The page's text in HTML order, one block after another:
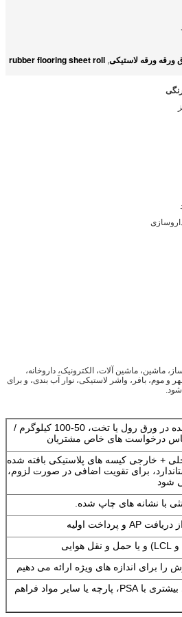
ورقه ورقه لاستیکی,
rubber flooring sheet roll
ماشین، ماشین آلات، الکترونیک، داروخانه،
و موم، بافر، واشر لاستیکی، نوار آب بندی، و برای
بسته بندی شده در ورق رول یا تخت، 50-100 کیلوگرم /
درخواست های خاص مشتریان
+ خارجی کیسه های پلاستیکی بافته شده
برای تقویت اضافی در صورت لزوم،
شود
با نشانه های چاپ شده.
را برای اندازه های ویژه ارائه می دهیم
ما لایه سازی بیشتری با PSA، پارچه یا سایر مواد فراهم